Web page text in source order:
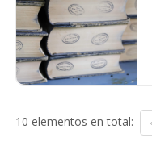
10 elementos en total: